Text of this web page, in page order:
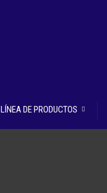
LÍNEA DE PRODUCTOS